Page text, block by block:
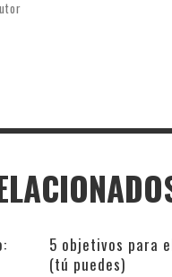
5 objetivos para
(tú puedes)